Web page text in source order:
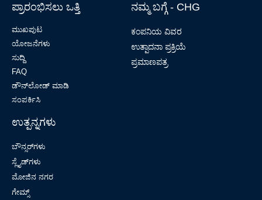
ಪ್ರಾರಂಭಿಸಲು ಒತ್ತಿ
ಮುಖಪುಟ
ಯೋಜನೆಗಳು
ಸುದ್ದಿ
FAQ
ಡೌನ್‌ಲೋಡ್ ಮಾಡಿ
ಸಂಪರ್ಕಿಸಿ
ನಮ್ಮ ಬಗ್ಗೆ - CHG
ಕಂಪನಿಯ ವಿವರ
ಉತ್ಪಾದನಾ ಪ್ರಕ್ರಿಯೆ
ಪ್ರಮಾಣಪತ್ರ
ಉತ್ಪನ್ನಗಳು
ಬೌನ್ಸರ್‌ಗಳು
ಸ್ಲೈಡ್‌ಗಳು
ಮೋಜಿನ ನಗರ
ಗೇಮ್ಸ್